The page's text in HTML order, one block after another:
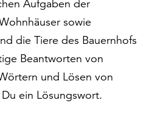
Aufgaben der
sowie
die Tiere des Bauernhofs
Beantworten von
und Lösen von
ein Lösungswort.